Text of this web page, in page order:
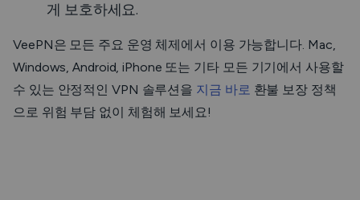
게 보호하세요.
VeePN은 모든 주요 운영 체제에서 이용 가능합니다. Mac,
Windows, Android, iPhone 또는 기타 모든 기기에서 사용할
수 있는 안정적인 VPN 솔루션을 지금 바로 환불 보장 정책
으로 위험 부담 없이 체험해 보세요!